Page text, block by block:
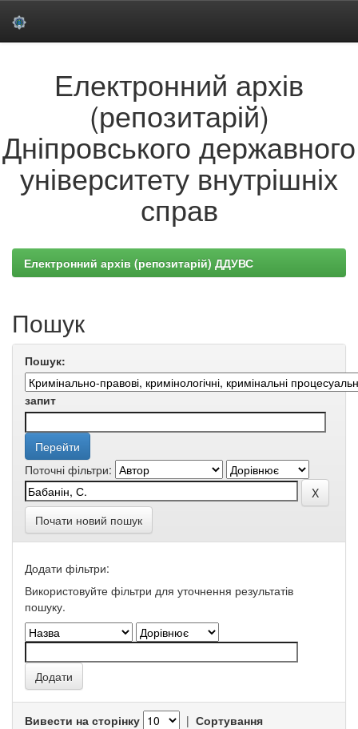
Електронний архів
(репозитарій)
Дніпровського державного
університету внутрішніх
справ
Електронний архів (репозитарій) ДДУВС
Пошук
Пошук:
запит
Поточні фільтри:
Почати новий пошук
Додати фільтри:
Використовуйте фільтри для уточнення результатів
пошуку.
Вивести на сторінку | Сортування